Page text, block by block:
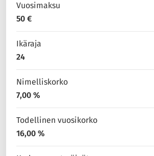
Vuosimaksu
50 €
Ikäraja
24
Nimelliskorko
7,00 %
Todellinen vuosikorko
16,00 %